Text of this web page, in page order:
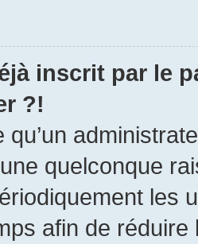
inscrit par le
?!
qu’un
quelconque
les
afin de